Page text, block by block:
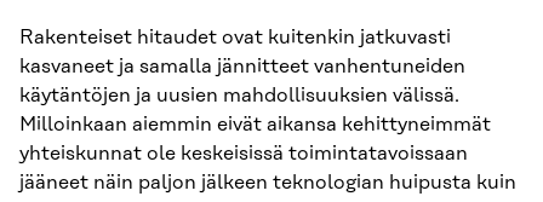
Rakenteiset hitaudet ovat kuitenkin jatkuvasti
kasvaneet ja samalla jännitteet vanhentuneiden
käytäntöjen ja uusien mahdollisuuksien välissä.
Milloinkaan aiemmin eivät aikansa kehittyneimmät
yhteiskunnat ole keskeisissä toimintatavoissaan
jääneet näin paljon jälkeen teknologian huipusta kuin